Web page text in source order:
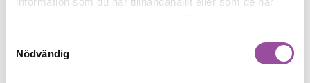
samlat in när du har använt deras tjänster.
Nödvändig
2024